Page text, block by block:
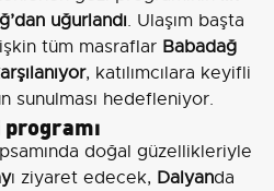
uğurlandı. Ulaşım başta
tüm masraflar Babadağ
, katılımcılara keyifli
sunulması hedefleniyor.
programı
doğal güzellikleriyle
ı ziyaret edecek, Dalyanda